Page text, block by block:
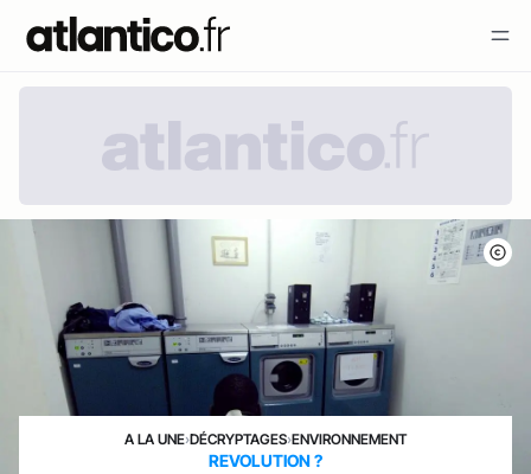
A LA UNE›DÉCRYPTAGES›ENVIRONNEMENT
REVOLUTION ?